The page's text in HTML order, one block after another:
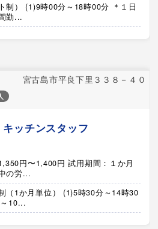
制） (1)9時00分～18時00分 ＊１日
勤...
宮古島市平良下里３３８－４０
キッチンスタッフ
円〜1,400円 試用期間：１か月
の労...
（1か月単位） (1)5時30分～14時30
10...